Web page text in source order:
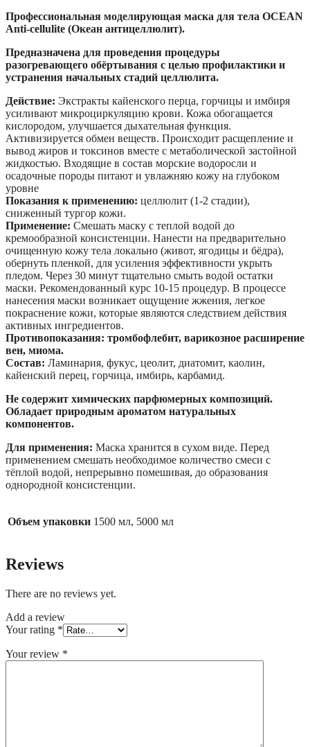
Профессиональная моделирующая маска для тела OCEAN
Anti-cellulite (Океан антицеллюлит).
Предназначена для проведения процедуры
разогревающего обёртывания с целью профилактики и
устранения начальных стадий целлюлита.
Действие: Экстракты кайенского перца, горчицы и имбиря
усиливают микроциркуляцию крови. Кожа обогащается
кислородом, улучшается дыхательная функция.
Активизируется обмен веществ. Происходит расщепление и
вывод жиров и токсинов вместе с метаболической застойной
жидкостью. Входящие в состав морские водоросли и
осадочные породы питают и увлажняю кожу на глубоком
уровне
Показания к применению: целлюлит (1-2 стадии),
сниженный тургор кожи.
Применение: Смешать маску с теплой водой до
кремообразной консистенции. Нанести на предварительно
очищенную кожу тела локально (живот, ягодицы и бёдра),
обернуть пленкой, для усиления эффективности укрыть
пледом. Через 30 минут тщательно смыть водой остатки
маски. Рекомендованный курс 10-15 процедур. В процессе
нанесения маски возникает ощущение жжения, легкое
покраснение кожи, которые являются следствием действия
активных ингредиентов.
Противопоказания: тромбофлебит, варикозное расширение
вен, миома.
Состав: Ламинария, фукус, цеолит, диатомит, каолин,
кайенский перец, горчица, имбирь, карбамид.
Не содержит химических парфюмерных композиций.
Обладает природным ароматом натуральных
компонентов.
Для применения: Маска хранится в сухом виде. Перед
применением смешать необходимое количество смеси с
тёплой водой, непрерывно помешивая, до образования
однородной консистенции.
Объем упаковки 1500 мл, 5000 мл
Reviews
There are no reviews yet.
Add a review
Your rating *
Your review *